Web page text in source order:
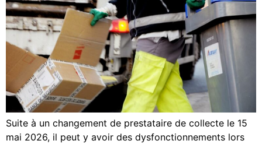
Suite à un changement de prestataire de collecte le 15
mai 2026, il peut y avoir des dysfonctionnements lors